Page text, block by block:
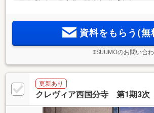
住居専用地域に誕生。戸建てスタイルで暮ら
のメゾネットプラン。資料をもらう(無
※SUUMOのお問い合
更新あり
クレヴィア西国分寺 第1期3次